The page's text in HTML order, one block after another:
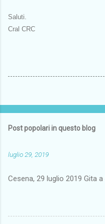
Saluti.
Cral CRC
Post popolari in questo blog
luglio 29, 2019
Cesena, 29 luglio 2019